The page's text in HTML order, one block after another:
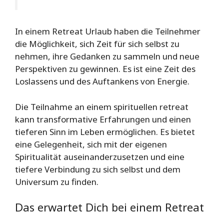
In einem Retreat Urlaub haben die Teilnehmer
die Möglichkeit, sich Zeit für sich selbst zu
nehmen, ihre Gedanken zu sammeln und neue
Perspektiven zu gewinnen. Es ist eine Zeit des
Loslassens und des Auftankens von Energie.
Die Teilnahme an einem spirituellen retreat
kann transformative Erfahrungen und einen
tieferen Sinn im Leben ermöglichen. Es bietet
eine Gelegenheit, sich mit der eigenen
Spiritualität auseinanderzusetzen und eine
tiefere Verbindung zu sich selbst und dem
Universum zu finden.
Das erwartet Dich bei einem Retreat